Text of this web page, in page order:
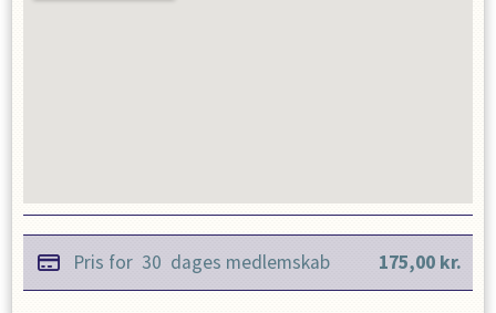
Pris for 30 dages medlemskab 175,00 kr.